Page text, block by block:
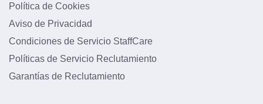
Política de Cookies
Aviso de Privacidad
Condiciones de Servicio StaffCare
Políticas de Servicio Reclutamiento
Garantías de Reclutamiento